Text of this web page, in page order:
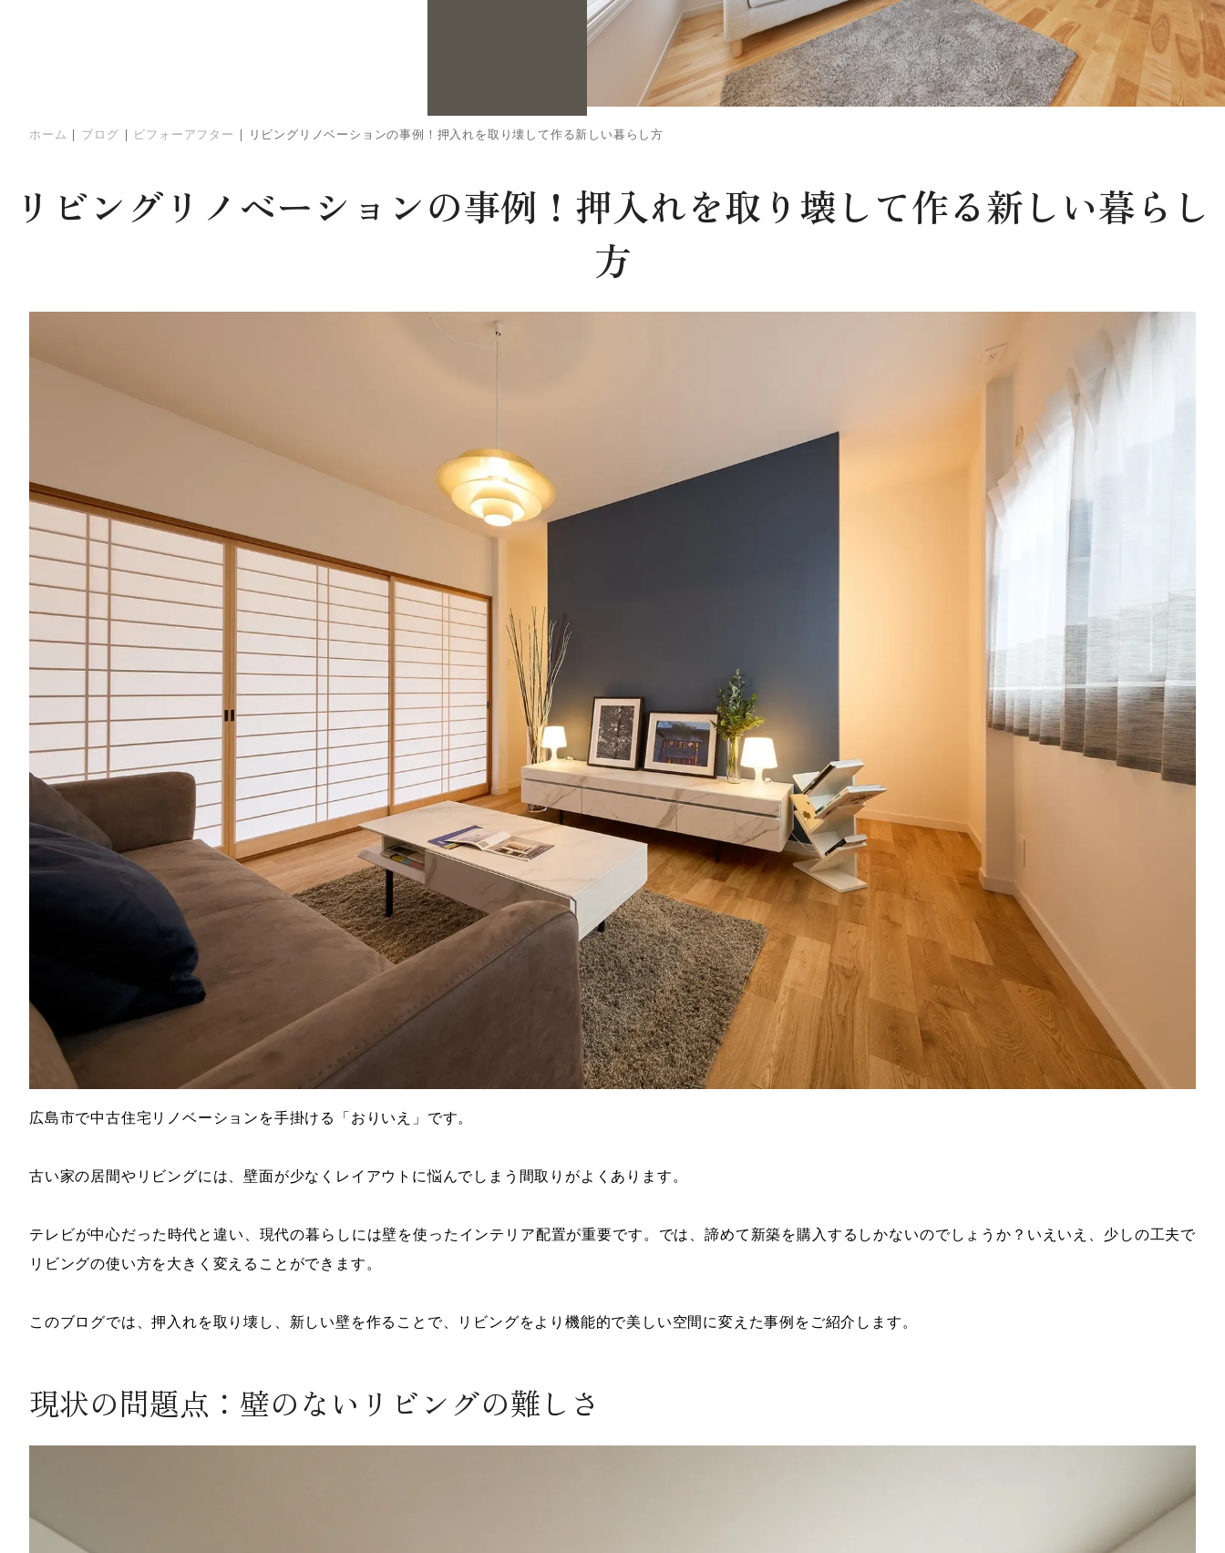
ホーム | ブログ | ビフォーアフター | リビングリノベーションの事例！押入れを取り壊して作る新しい暮らし方
リビングリノベーションの事例！押入れを取り壊して作る新しい暮らし
方
広島市で中古住宅リノベーションを手掛ける「おりいえ」です。
古い家の居間やリビングには、壁面が少なくレイアウトに悩んでしまう間取りがよくあります。
テレビが中心だった時代と違い、現代の暮らしには壁を使ったインテリア配置が重要です。では、諦めて新築を購入するしかないのでしょうか？いえいえ、少しの工夫で
リビングの使い方を大きく変えることができます。
このブログでは、押入れを取り壊し、新しい壁を作ることで、リビングをより機能的で美しい空間に変えた事例をご紹介します。
現状の問題点：壁のないリビングの難しさ